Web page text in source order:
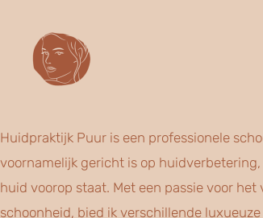
Huidpraktijk Puur is een professionele
voornamelijk gericht is op
huid voorop staat. Met een passie voor
schoonheid, bied ik verschillende